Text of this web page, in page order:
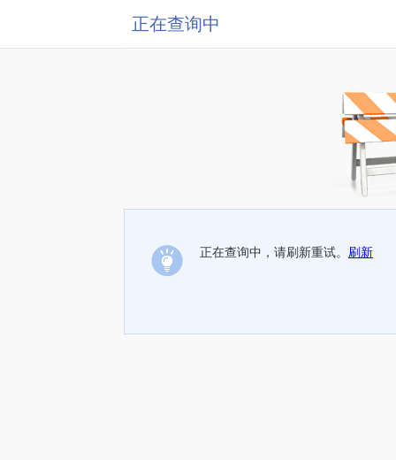
正在查询中
正在查询中，请刷新重试。 刷新